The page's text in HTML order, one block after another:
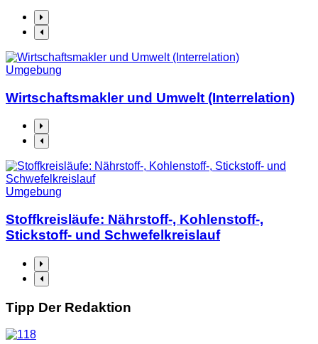
Umgebung
Wirtschaftsmakler und Umwelt (Interrelation)
Umgebung
Stoffkreisläufe: Nährstoff-, Kohlenstoff-,
Stickstoff- und Schwefelkreislauf
Tipp Der Redaktion